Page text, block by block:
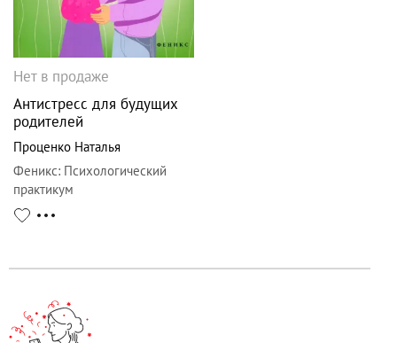
Нет в продаже
Антистресс для будущих
родителей
Проценко Наталья
Феникс: Психологический
практикум